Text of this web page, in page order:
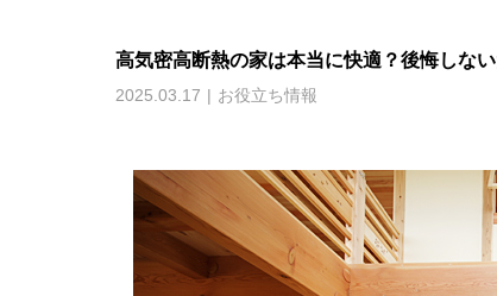
高気密高断熱の家は本当に快適？後悔しな
2025.03.17 お役立ち情報